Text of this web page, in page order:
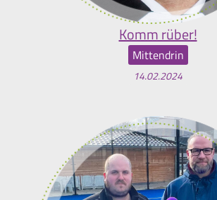
Komm rüber!
Mittendrin
14.02.2024